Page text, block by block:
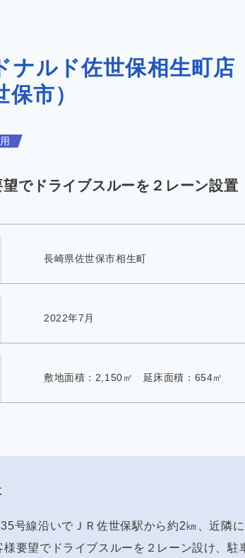
ナルド佐世保相生町店
保市）
望でドライブスルーを２レーン設置
長崎県佐世保市相生町
2022年7月
敷地面積：2,150㎡ 延床面積：654㎡
35号線沿いでＪＲ佐世保駅から約2㎞、近隣
様要望でドライブスルーを２レーン設け、